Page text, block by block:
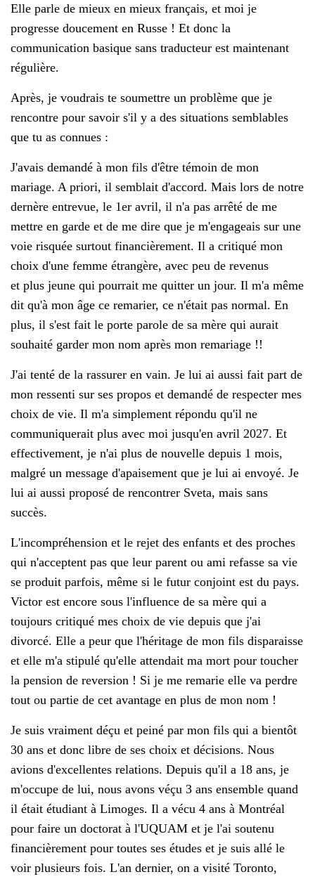
Elle parle de mieux en mieux français, et moi je
progresse doucement en Russe ! Et donc la
communication basique sans traducteur est maintenant
régulière.
Après, je voudrais te soumettre un problème que je
rencontre pour savoir s'il y a des situations semblables
que tu as connues :
J'avais demandé à mon fils d'être témoin de mon
mariage. A priori, il semblait d'accord. Mais lors de notre
dernère entrevue, le 1er avril, il n'a pas arrêté de me
mettre en garde et de me dire que je m'engageais sur une
voie risquée surtout financièrement. Il a critiqué mon
choix d'une femme étrangère, avec peu de revenus
et plus jeune qui pourrait me quitter un jour. Il m'a même
dit qu'à mon âge ce remarier, ce n'était pas normal. En
plus, il s'est fait le porte parole de sa mère qui aurait
souhaité garder mon nom après mon remariage !!
J'ai tenté de la rassurer en vain. Je lui ai aussi fait part de
mon ressenti sur ses propos et demandé de respecter mes
choix de vie. Il m'a simplement répondu qu'il ne
communiquerait plus avec moi jusqu'en avril 2027. Et
effectivement, je n'ai plus de nouvelle depuis 1 mois,
malgré un message d'apaisement que je lui ai envoyé. Je
lui ai aussi proposé de rencontrer Sveta, mais sans
succès.
L'incompréhension et le rejet des enfants et des proches
qui n'acceptent pas que leur parent ou ami refasse sa vie
se produit parfois, même si le futur conjoint est du pays.
Victor est encore sous l'influence de sa mère qui a
toujours critiqué mes choix de vie depuis que j'ai
divorcé. Elle a peur que l'héritage de mon fils disparaisse
et elle m'a stipulé qu'elle attendait ma mort pour toucher
la pension de reversion ! Si je me remarie elle va perdre
tout ou partie de cet avantage en plus de mon nom !
Je suis vraiment déçu et peiné par mon fils qui a bientôt
30 ans et donc libre de ses choix et décisions. Nous
avions d'excellentes relations. Depuis qu'il a 18 ans, je
m'occupe de lui, nous avons véçu 3 ans ensemble quand
il était étudiant à Limoges. Il a vécu 4 ans à Montréal
pour faire un doctorat à l'UQUAM et je l'ai soutenu
financièrement pour toutes ses études et je suis allé le
voir plusieurs fois. L'an dernier, on a visité Toronto,